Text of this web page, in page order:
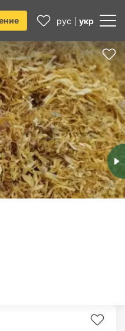
рус укр